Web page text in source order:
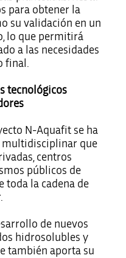
para obtener la
su validación en un
lo que permitirá
a las necesidades
final.
tecnológicos
N-Aquafit se ha
que
centros
públicos de
toda la cadena de
de nuevos
hidrosolubles y
también aporta su